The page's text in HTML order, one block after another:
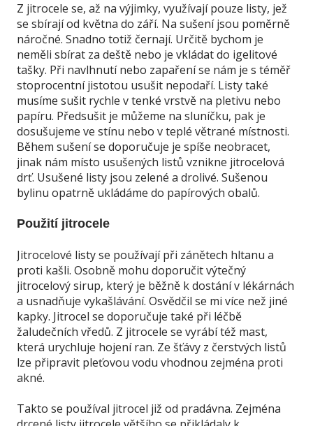
Z jitrocele se, až na výjimky, využívají pouze listy, jež
se sbírají od května do září. Na sušení jsou poměrně
náročné. Snadno totiž černají. Určitě bychom je
neměli sbírat za deště nebo je vkládat do igelitové
tašky. Při navlhnutí nebo zapaření se nám je s téměř
stoprocentní jistotou usušit nepodaří. Listy také
musíme sušit rychle v tenké vrstvě na pletivu nebo
papíru. Předsušit je můžeme na sluníčku, pak je
dosušujeme ve stínu nebo v teplé větrané místnosti.
Během sušení se doporučuje je spíše neobracet,
jinak nám místo usušených listů vznikne jitrocelová
drť. Usušené listy jsou zelené a drolivé. Sušenou
bylinu opatrně ukládáme do papírových obalů.
Použití jitrocele
Jitrocelové listy se používají při zánětech hltanu a
proti kašli. Osobně mohu doporučit výtečný
jitrocelový sirup, který je běžně k dostání v lékárnách
a usnadňuje vykašlávání. Osvědčil se mi více než jiné
kapky. Jitrocel se doporučuje také při léčbě
žaludečních vředů. Z jitrocele se vyrábí též mast,
která urychluje hojení ran. Ze šťávy z čerstvých listů
lze připravit pleťovou vodu vhodnou zejména proti
akné.
Takto se používal jitrocel již od pradávna. Zejména